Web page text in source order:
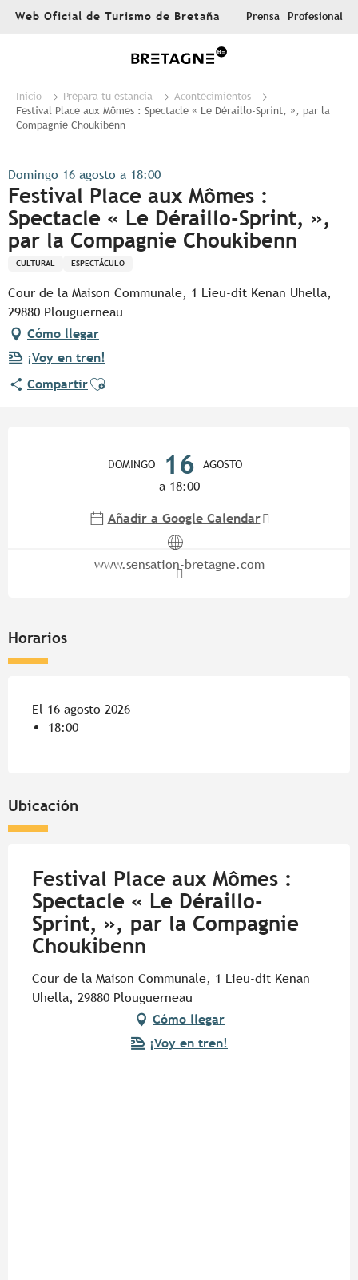
AllerWeb Oficial de Turismo de Bretaña Prensa Profesional
Inicio Prepara tu estancia
Acontecimientos
Festival Place aux Mômes : Spectacle « Le Déraillo-Sprint, », par la
Compagnie Choukibenn
Domingo 16 agosto a 18:00
Festival Place aux Mômes :
Spectacle « Le Déraillo-Sprint, »,
par la Compagnie Choukibenn
CULTURAL ESPECTÁCULO
Cour de la Maison Communale, 1 Lieu-dit Kenan Uhella,
29880 Plouguerneau
Cómo llegar
¡Voy en tren!
CompartirAjouter aux favoris
DOMINGO 16 AGOSTO
a 18:00
Añadir a Google Calendar
www.sensation-bretagne.com
Horarios
El 16 agosto 2026
18:00
Ubicación
Festival Place aux Mômes :
Spectacle « Le Déraillo-
Sprint, », par la Compagnie
Choukibenn
Cour de la Maison Communale, 1 Lieu-dit Kenan
Uhella, 29880 Plouguerneau
Cómo llegar
¡Voy en tren!